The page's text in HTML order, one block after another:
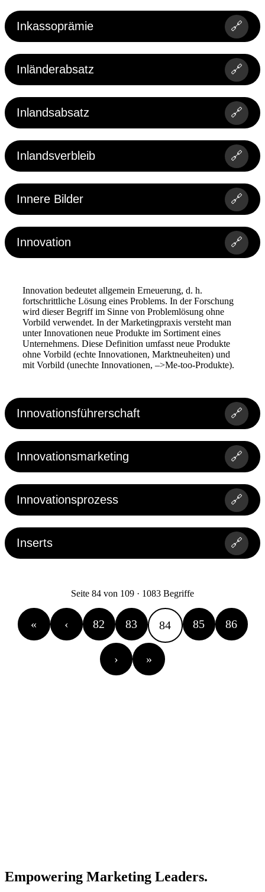
Inkassoprämie 🔗
Inländerabsatz 🔗
Inlandsabsatz 🔗
Inlandsverbleib 🔗
Innere Bilder 🔗
Innovation 🔗
Innovation bedeutet allgemein Erneuerung, d. h.
fortschrittliche Lösung eines Problems. In der Forschung
wird dieser Begriff im Sinne von Problemlösung ohne
Vorbild verwendet. In der Marketingpraxis versteht man
unter Innovationen neue Produkte im Sortiment eines
Unternehmens. Diese Definition umfasst neue Produkte
ohne Vorbild (echte Innovationen, Marktneuheiten) und
mit Vorbild (unechte Innovationen, –>Me-too-Produkte).
Innovationsführerschaft 🔗
Innovationsmarketing 🔗
Innovationsprozess 🔗
Inserts 🔗
Seite 84 von 109 · 1083 Begriffe
« ‹ 82 83 84 85 86
› »
Empowering Marketing Leaders.